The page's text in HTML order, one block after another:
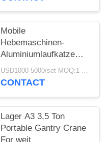
Mobile
Hebemaschinen-
Aluminiumlaufkatze
Bock-Crane Spans 3M-
10m
USD1000-5000/set MOQ:1 Satz
CONTACT
Lager A3 3,5 Ton
Portable Gantry Crane
For weit